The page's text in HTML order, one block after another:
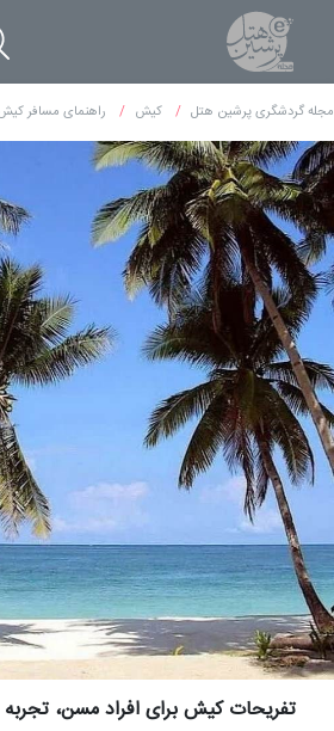
مجله گردشگری پرشین هتل کیش راهنمای مسافر
تفریحات کیش برای افراد مسن،